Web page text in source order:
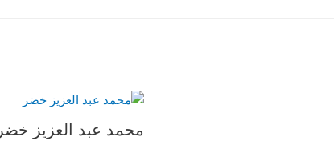
محمد عبد العزيز خضر